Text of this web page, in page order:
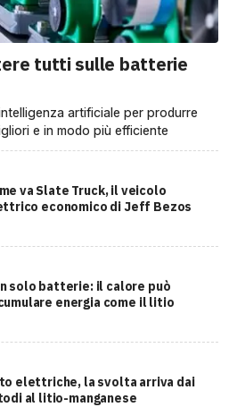
tutti sulle batterie
artificiale per produrre
e in modo più efficiente
va Slate Truck, il veicolo
economico di Jeff Bezos
solo batterie: il calore può
energia come il litio
elettriche, la svolta arriva dai
al litio-manganese